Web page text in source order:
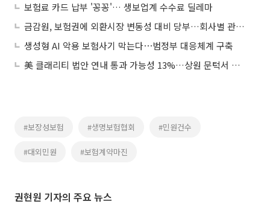
보험료 카드 납부 '꽁꽁'… 생보업계 수수료 딜레마
금감원, 보험권에 외환시장 변동성 대비 당부…회사별 관리현황 점검
생성형 AI 악용 보험사기 막는다⋯범정부 대응체계 구축
美 클래리티 법안 연내 통과 가능성 13%…상원 문턱서 제동
#보장성보험 #생명보험협회 #민원건수
#대외민원 #보험계약마진
권현원 기자의 주요 뉴스